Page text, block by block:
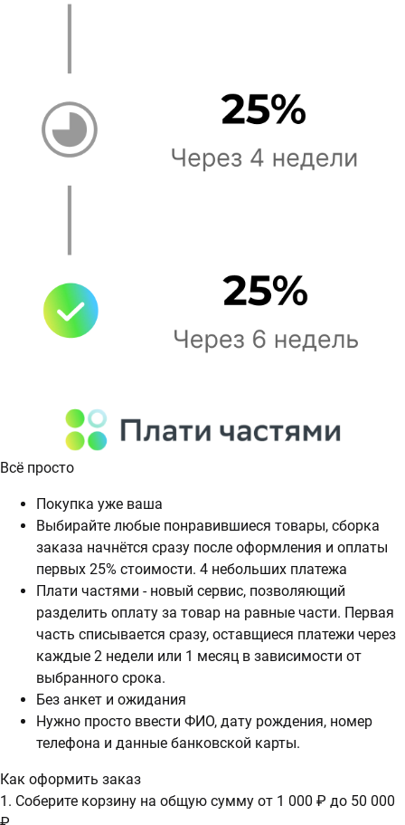
Всё просто
Покупка уже ваша
Выбирайте любые понравившиеся товары, сборка
заказа начнётся сразу после оформления и оплаты
первых 25% стоимости. 4 небольших платежа
Плати частями - новый сервис, позволяющий
разделить оплату за товар на равные части. Первая
часть списывается сразу, оставщиеся платежи через
каждые 2 недели или 1 месяц в зависимости от
выбранного срока.
Без анкет и ожидания
Нужно просто ввести ФИО, дату рождения, номер
телефона и данные банковской карты.
Как оформить заказ
1. Соберите корзину на общую сумму от 1 000 ₽ до 50 000